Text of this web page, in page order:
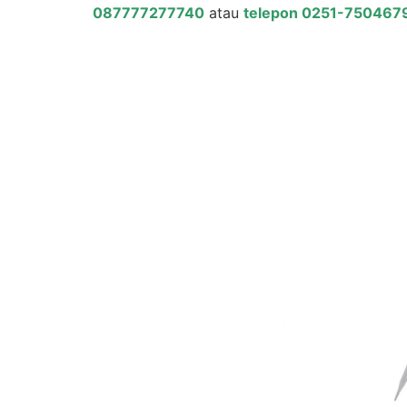
087777277740 atau telepon 0251-